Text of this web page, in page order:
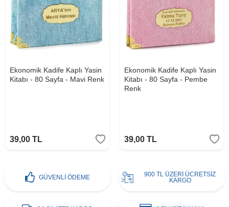
Ekonomik Kadife Kaplı Yasin
Kitabı - 80 Sayfa - Mavi Renk
39,00 TL
Ekonomik Kadife Kaplı Yasin
Kitabı - 80 Sayfa - Pembe
Renk
39,00TL
GÜVENLİ ÖDEME
900 TL ÜZERİ ÜCRETSİZ
KARGO